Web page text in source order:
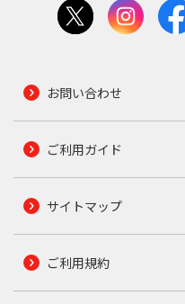
お問い合わせ
ご利用ガイド
サイトマップ
ご利用規約